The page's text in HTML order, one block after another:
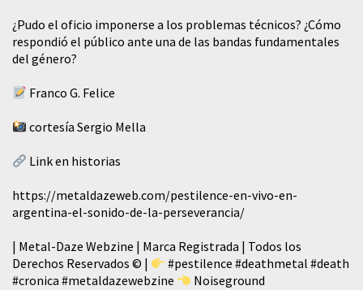
¿Pudo el oficio imponerse a los problemas técnicos? ¿Cómo
respondió el público ante una de las bandas fundamentales
del género?
Franco G. Felice
cortesía Sergio Mella
Link en historias
https://metaldazeweb.com/pestilence-en-vivo-en-
argentina-el-sonido-de-la-perseverancia/
| Metal-Daze Webzine | Marca Registrada | Todos los
Derechos Reservados © |
#pestilence #deathmetal #death
#cronica #metaldazewebzine Noiseground